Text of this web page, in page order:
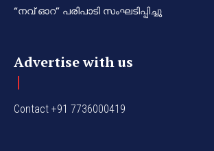
“നവ് ഓറ” പരിപാടി സംഘടിപ്പിച്ചു
Advertise with us
Contact +91 7736000419